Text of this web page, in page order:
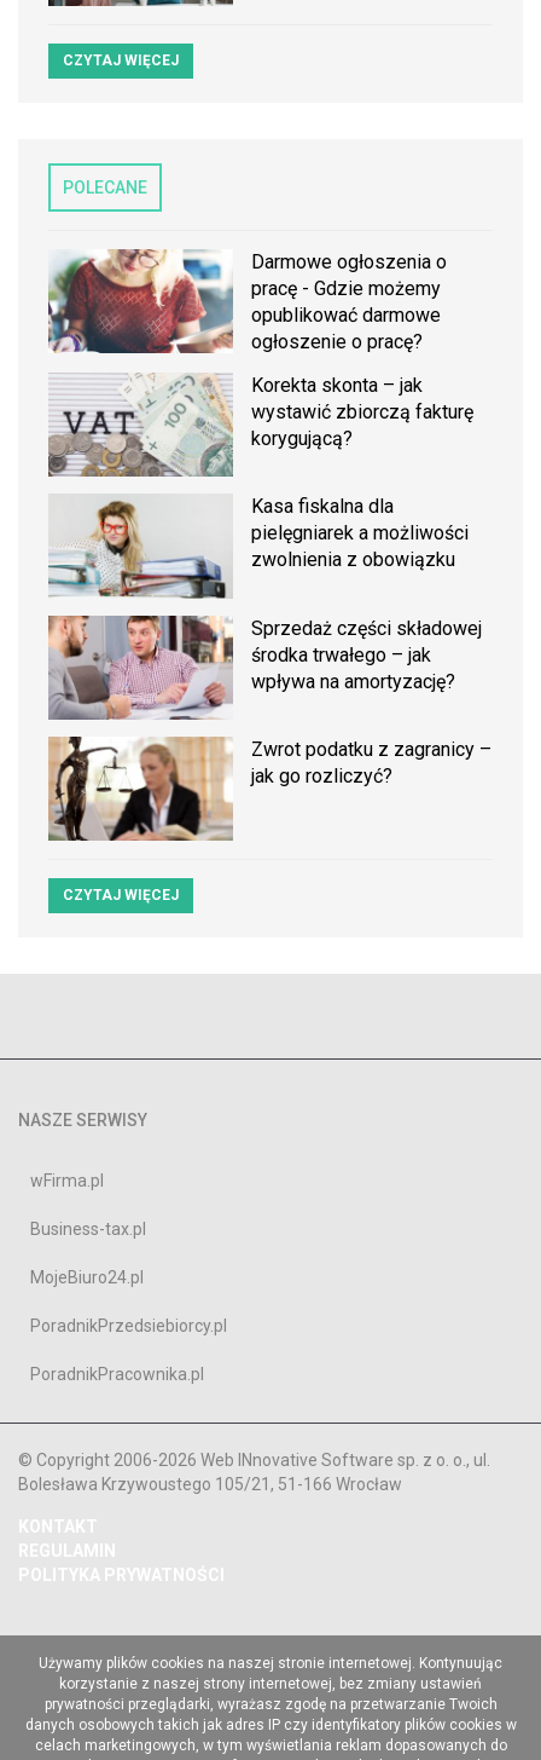
CZYTAJ WIĘCEJ
POLECANE
Darmowe ogłoszenia o
pracę - Gdzie możemy
opublikować darmowe
ogłoszenie o pracę?
Korekta skonta – jak
wystawić zbiorczą fakturę
korygującą?
Kasa fiskalna dla
pielęgniarek a możliwości
zwolnienia z obowiązku
Sprzedaż części składowej
środka trwałego – jak
wpływa na amortyzację?
Zwrot podatku z zagranicy –
jak go rozliczyć?
CZYTAJ WIĘCEJ
NASZE SERWISY
wFirma.pl
Business-tax.pl
MojeBiuro24.pl
PoradnikPrzedsiebiorcy.pl
PoradnikPracownika.pl
© Copyright 2006-2026 Web INnovative Software sp. z o. o., ul.
Bolesława Krzywoustego 105/21, 51-166 Wrocław
KONTAKT
REGULAMIN
POLITYKA PRYWATNOŚCI
Używamy plików cookies na naszej stronie internetowej. Kontynuując
korzystanie z naszej strony internetowej, bez zmiany ustawień
prywatności przeglądarki, wyrażasz zgodę na przetwarzanie Twoich
danych osobowych takich jak adres IP czy identyfikatory plików cookies w
celach marketingowych, w tym wyświetlania reklam dopasowanych do